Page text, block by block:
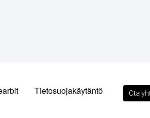
Tietosuojakäytäntö Ota